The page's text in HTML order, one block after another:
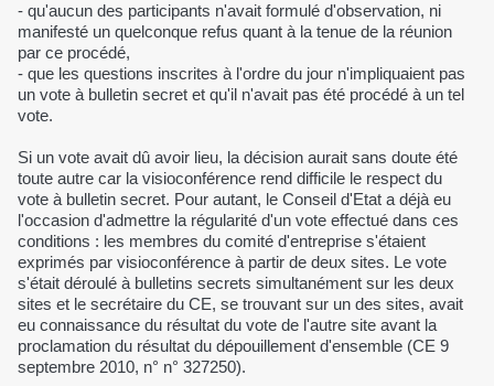
- qu'aucun des participants n'avait formulé d'observation, ni
manifesté un quelconque refus quant à la tenue de la réunion
par ce procédé,
- que les questions inscrites à l'ordre du jour n'impliquaient pas
un vote à bulletin secret et qu'il n'avait pas été procédé à un tel
vote.
Si un vote avait dû avoir lieu, la décision aurait sans doute été
toute autre car la visioconférence rend difficile le respect du
vote à bulletin secret. Pour autant, le Conseil d'Etat a déjà eu
l'occasion d'admettre la régularité d'un vote effectué dans ces
conditions : les membres du comité d'entreprise s'étaient
exprimés par visioconférence à partir de deux sites. Le vote
s'était déroulé à bulletins secrets simultanément sur les deux
sites et le secrétaire du CE, se trouvant sur un des sites, avait
eu connaissance du résultat du vote de l'autre site avant la
proclamation du résultat du dépouillement d'ensemble (CE 9
septembre 2010, n° n° 327250).